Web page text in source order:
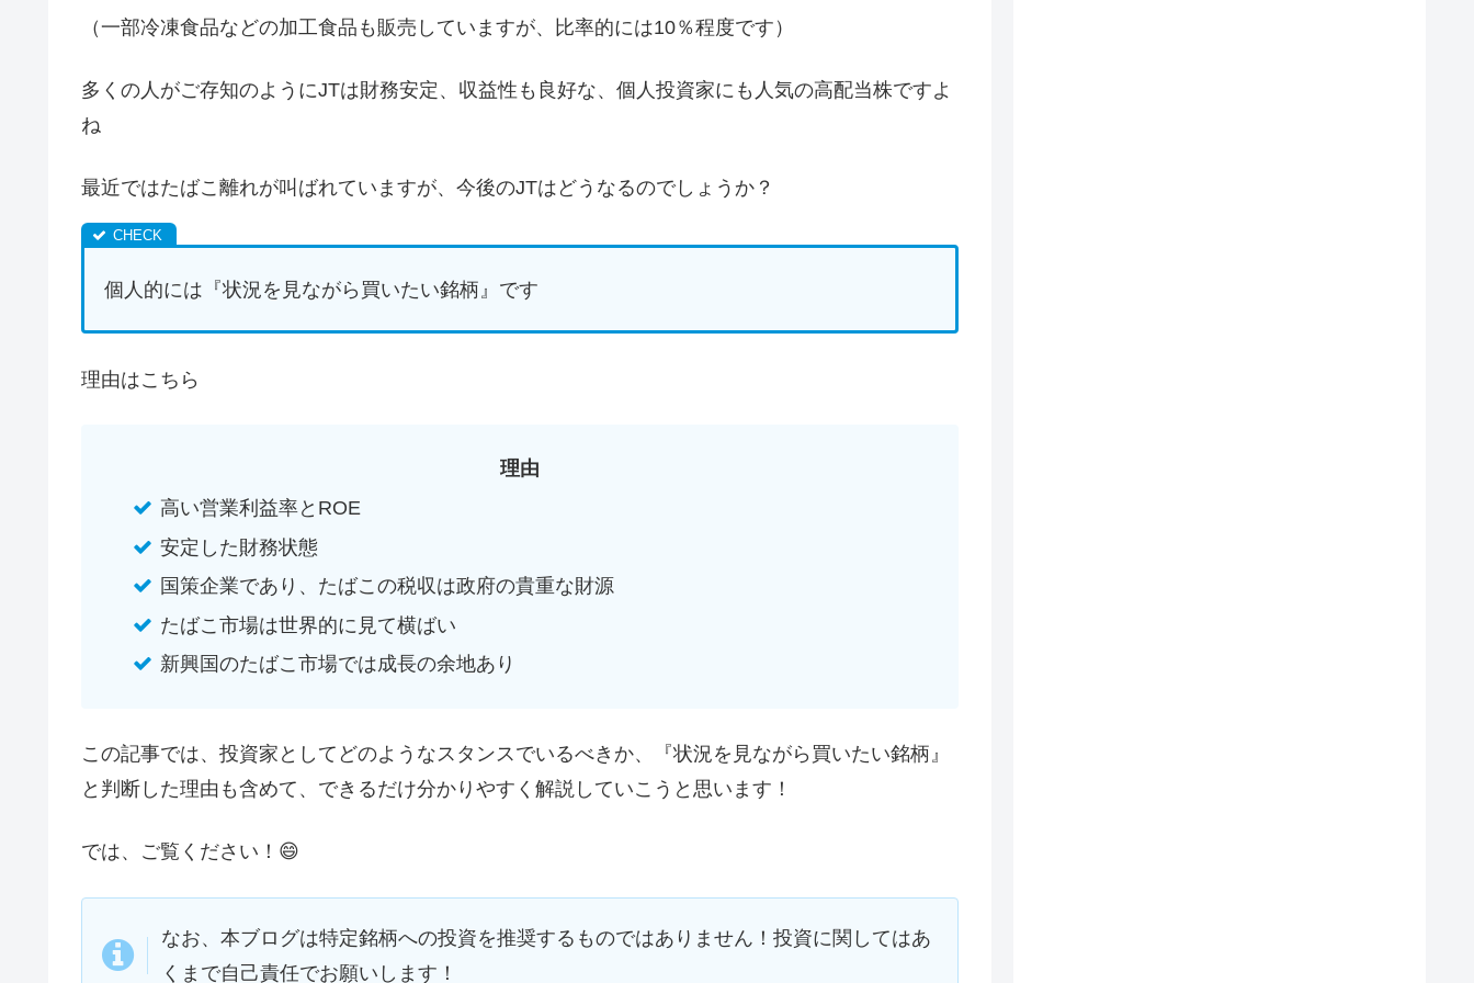
（一部冷凍食品などの加工食品も販売していますが、比率的には10％程度です）
多くの人がご存知のようにJTは財務安定、収益性も良好な、個人投資家にも人気の高配当株ですよ
ね
最近ではたばこ離れが叫ばれていますが、今後のJTはどうなるのでしょうか？
個人的には『状況を見ながら買いたい銘柄』です
理由はこちら
理由
高い営業利益率とROE
安定した財務状態
国策企業であり、たばこの税収は政府の貴重な財源
たばこ市場は世界的に見て横ばい
新興国のたばこ市場では成長の余地あり
この記事では、投資家としてどのようなスタンスでいるべきか、『状況を見ながら買いたい銘柄』
と判断した理由も含めて、できるだけ分かりやすく解説していこうと思います！
では、ご覧ください！😄
なお、本ブログは特定銘柄への投資を推奨するものではありません！投資に関してはあ
くまで自己責任でお願いします！